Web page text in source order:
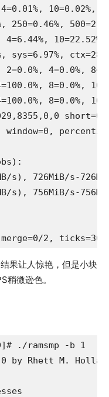
10=0.02%,
250=0.46%,
4=6.44%,
sys=6.97%,
2=0.0%, 4=0.0%,
8=0.0%,
8=0.0%,
window=0,
s), 726MiB/s-
s), 756MiB/s-
2,
果让人惊艳，但是小块
稍微逊色。
./ramsmp -b 1
by Rhett M.